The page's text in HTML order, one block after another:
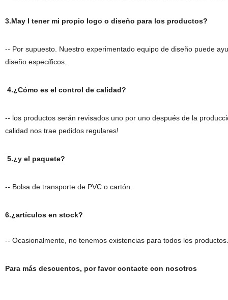
3.May I tener mi propio logo o diseño para los productos?
-- Por supuesto. Nuestro experimentado equipo de diseño puede
diseño específicos.
4.¿Cómo es el control de calidad?
-- los productos serán revisados uno por uno después de la
calidad nos trae pedidos regulares!
5.¿y el paquete?
-- Bolsa de transporte de PVC o cartón.
6.¿artículos en stock?
-- Ocasionalmente, no tenemos existencias para todos los
Para más descuentos, por favor contacte con nosotros